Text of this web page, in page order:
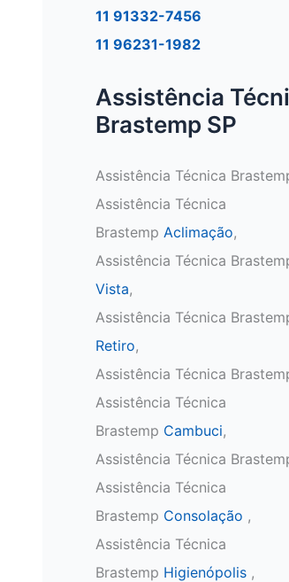
11 91332-7456
11 96231-1982
Assistência
Brastemp SP
Assistência Técnica
Assistência Técnica
Brastemp Aclimação,
Assistência Técnica
Vista,
Assistência Técnica
Retiro,
Assistência Técnica
Assistência Técnica
Brastemp Cambuci,
Assistência Técnica
Assistência Técnica
Brastemp Consolação ,
Assistência Técnica
Brastemp Higienópolis ,